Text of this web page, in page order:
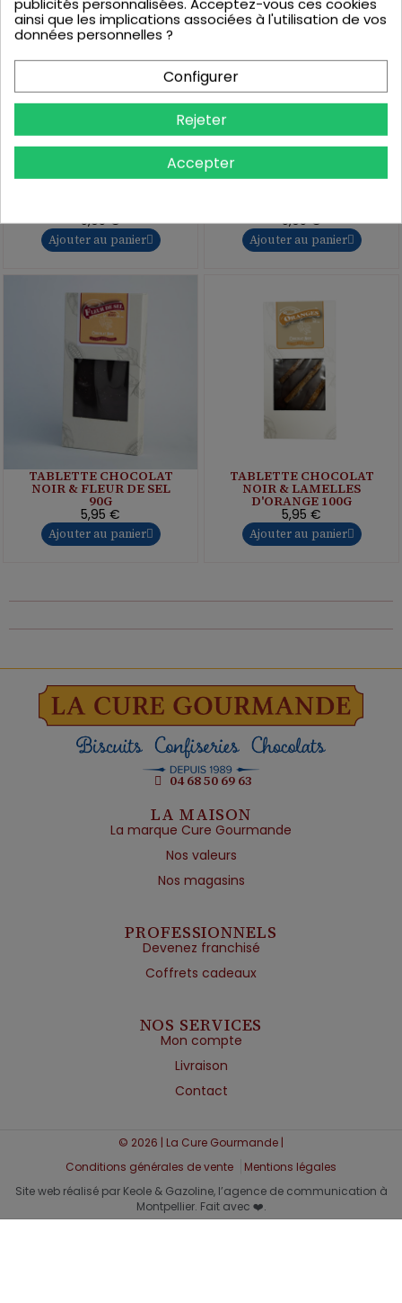
TABLETTE CHOCOLAT
5,95 €
Ajouter au panier
TABLETTE CHOCOLAT
5,95 €
Ajouter au panier
TABLETTE CHOCOLAT
NOIR & FLEUR DE SEL
90G
5,95 €
Ajouter au panier
TABLETTE CHOCOLAT
NOIR & LAMELLES
D'ORANGE 100G
5,95 €
Ajouter au panier
04 68 50 69 63
LA MAISON
La marque Cure Gourmande
Nos valeurs
Nos magasins
PROFESSIONNELS
Devenez franchisé
Coffrets cadeaux
NOS SERVICES
Mon compte
Livraison
Contact
© 2026 | La Cure Gourmande |
Conditions générales de vente
Mentions légales
Site web réalisé par Keole & Gazoline, l’agence de communication à
Montpellier. Fait avec ❤️.
ainsi que les implications associées à l'utilisation de vos
données personnelles ?
Configurer
Rejeter
Accepter